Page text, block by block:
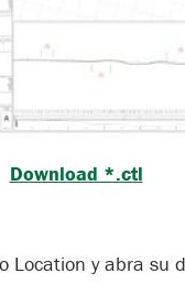
Download *.ctl
Location y abra su